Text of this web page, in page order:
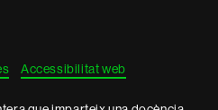
Accessibilitat web